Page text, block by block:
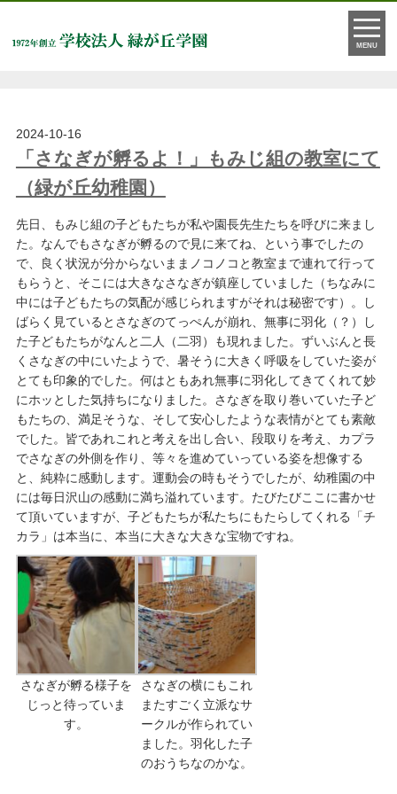
MENU
月:2024年10月
2024-10-16
「さなぎが孵るよ！」もみじ組の教室にて
（緑が丘幼稚園）
先日、もみじ組の子どもたちが私や園長先生たちを呼びに来まし
た。なんでもさなぎが孵るので見に来てね、という事でしたの
で、良く状況が分からないままノコノコと教室まで連れて行って
もらうと、そこには大きなさなぎが鎮座していました（ちなみに
中には子どもたちの気配が感じられますがそれは秘密です）。し
ばらく見ているとさなぎのてっぺんが崩れ、無事に羽化（？）し
た子どもたちがなんと二人（二羽）も現れました。ずいぶんと長
くさなぎの中にいたようで、暑そうに大きく呼吸をしていた姿が
とても印象的でした。何はともあれ無事に羽化してきてくれて妙
にホッとした気持ちになりました。さなぎを取り巻いていた子ど
もたちの、満足そうな、そして安心したような表情がとても素敵
でした。皆であれこれと考えを出し合い、段取りを考え、カプラ
でさなぎの外側を作り、等々を進めていっている姿を想像する
と、純粋に感動します。運動会の時もそうでしたが、幼稚園の中
には毎日沢山の感動に満ち溢れています。たびたびここに書かせ
て頂いていますが、子どもたちが私たちにもたらしてくれる「チ
カラ」は本当に、本当に大きな大きな宝物ですね。
さなぎが孵る様子を
じっと待っていま
す。
さなぎの横にもこれ
またすごく立派なサ
ークルが作られてい
ました。羽化した子
のおうちなのかな。